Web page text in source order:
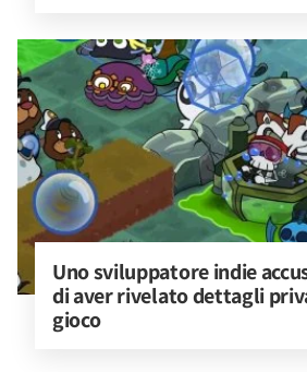
Uno sviluppatore indie
di aver rivelato dettagli
gioco